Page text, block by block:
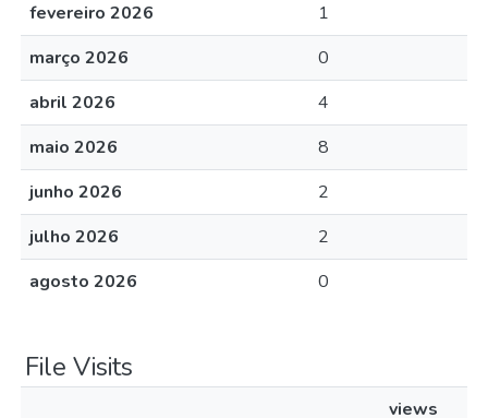
fevereiro 2026
1
março 2026
0
abril 2026
4
maio 2026
8
junho 2026
2
julho 2026
2
agosto 2026
0
File Visits
views